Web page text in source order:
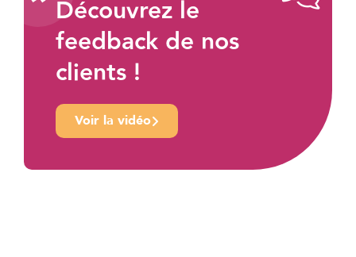
Découvrez le
feedback de nos
clients !
Voir la vidéo